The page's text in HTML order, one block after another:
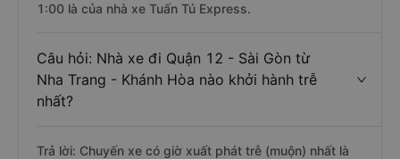
1:00 là của nhà xe Tuấn Tú Express.
Câu hỏi: Nhà xe đi Quận 12 - Sài Gòn từ
Nha Trang - Khánh Hòa nào khởi hành trễ
nhất?
Trả lời: Chuyến xe có giờ xuất phát trễ (muộn) nhất là